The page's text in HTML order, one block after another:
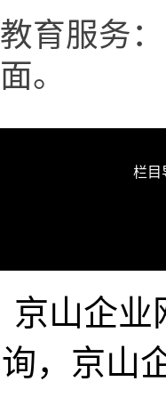
教育服务
面。
栏目
京山企业
询，京山